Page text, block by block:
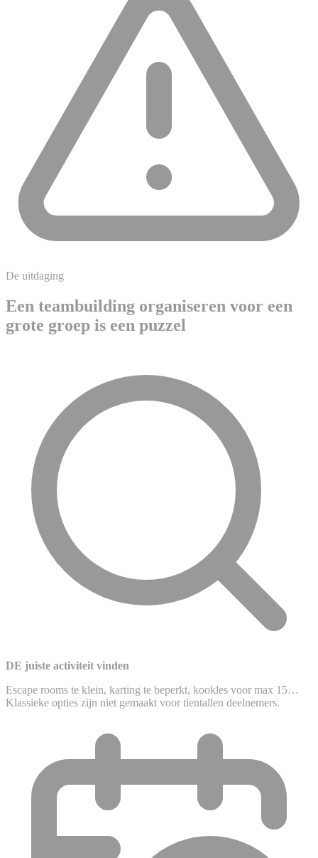
De uitdaging
Een teambuilding organiseren voor een
grote groep is een puzzel
DE juiste activiteit vinden
Escape rooms te klein, karting te beperkt, kookles voor max 15…
Klassieke opties zijn niet gemaakt voor tientallen deelnemers.